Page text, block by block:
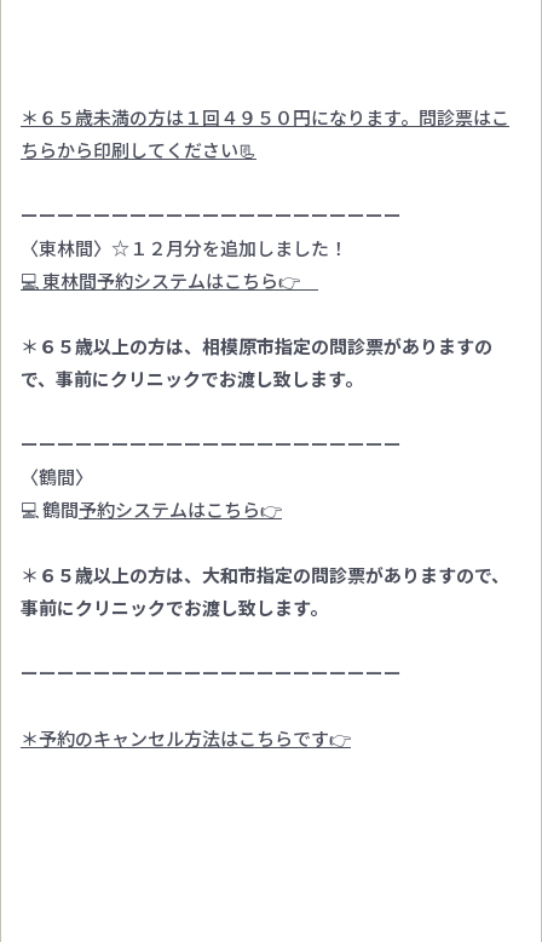
＊６５歳未満の方は１回４９５０円になります。問診票はこ
ちらから印刷してください📃
ーーーーーーーーーーーーーーーーーーーーー
〈東林間〉☆１２月分を追加しました！
💻 東林間予約システムはこちら👉
＊ ６５歳以上の方は、相模原市指定の問診票がありますの
で、事前にクリニックでお渡し致します。
ーーーーーーーーーーーーーーーーーーーーー
〈鶴間〉
💻 鶴間予約システムはこちら👉
＊ ６５歳以上の方は、大和市指定の問診票がありますので、
事前にクリニックでお渡し致します。
ーーーーーーーーーーーーーーーーーーーーー
＊予約のキャンセル方法はこちらです👉